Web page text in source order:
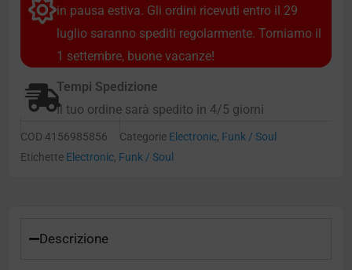
in pausa estiva. Gli ordini ricevuti entro il 29
luglio saranno spediti regolarmente. Torniamo il
1 settembre, buone vacanze!
Tempi Spedizione
Il tuo ordine sarà spedito in 4/5 giorni
COD 4156985856 Categorie Electronic, Funk / Soul
Etichette Electronic, Funk / Soul
Descrizione